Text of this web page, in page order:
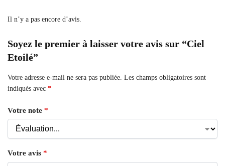
Il n’y a pas encore d’avis.
Soyez le premier à laisser votre avis sur “Ciel
Etoilé”
Votre adresse e-mail ne sera pas publiée. Les champs obligatoires sont
indiqués avec *
Votre note *
Votre avis *